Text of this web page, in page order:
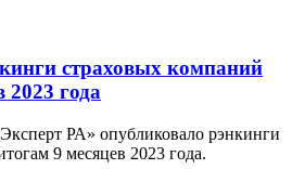
страховых компаний
2023 года
РА» опубликовало рэнкинги
9 месяцев 2023 года.